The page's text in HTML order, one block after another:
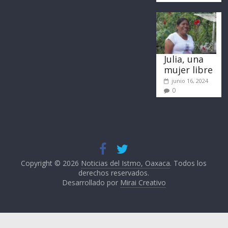
Julia, una
mujer libre
junio 16, 2024
0
Copyright © 2026 Noticias del Istmo, Oaxaca. Todos los
derechos reservados.
Desarrollado por Mirai Creativo